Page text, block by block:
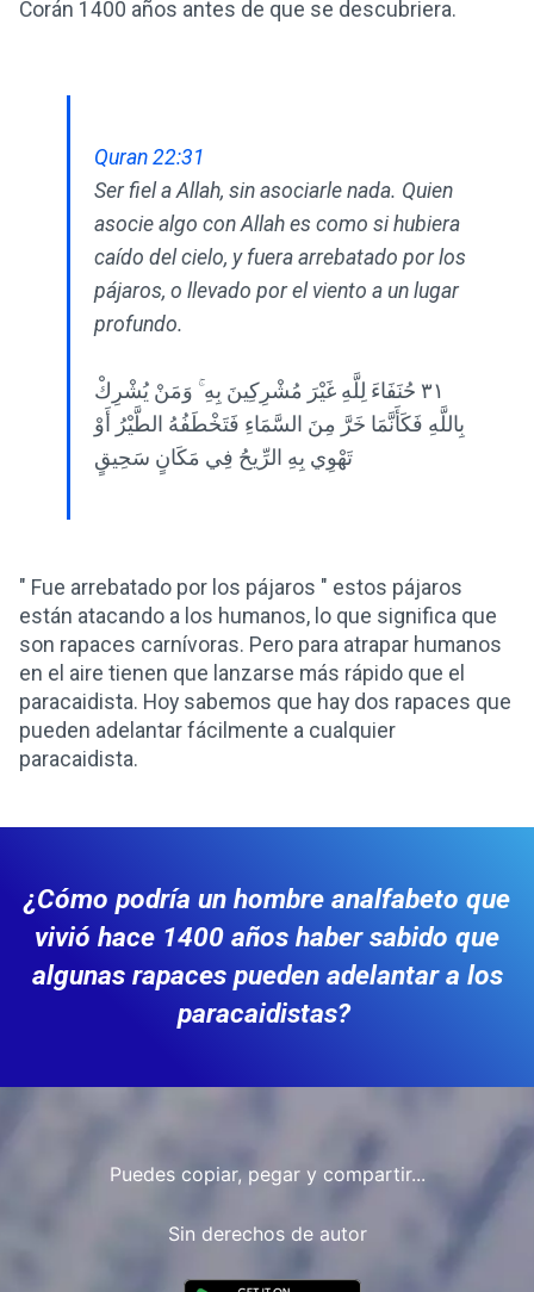
Corán 1400 años antes de que se descubriera.
Quran 22:31
Ser fiel a Allah, sin asociarle nada. Quien
asocie algo con Allah es como si hubiera
caído del cielo, y fuera arrebatado por los
pájaros, o llevado por el viento a un lugar
profundo.
٣١ حُنَفَاءَ لِلَّهِ غَيْرَ مُشْرِكِينَ بِهِ ۚ وَمَنْ يُشْرِكْ
بِاللَّهِ فَكَأَنَّمَا خَرَّ مِنَ السَّمَاءِ فَتَخْطَفُهُ الطَّيْرُ أَوْ
تَهْوِي بِهِ الرِّيحُ فِي مَكَانٍ سَحِيقٍ
" Fue arrebatado por los pájaros " estos pájaros
están atacando a los humanos, lo que significa que
son rapaces carnívoras. Pero para atrapar humanos
en el aire tienen que lanzarse más rápido que el
paracaidista. Hoy sabemos que hay dos rapaces que
pueden adelantar fácilmente a cualquier
paracaidista.
¿Cómo podría un hombre analfabeto que
vivió hace 1400 años haber sabido que
algunas rapaces pueden adelantar a los
paracaidistas?
Puedes copiar, pegar y compartir...
Sin derechos de autor